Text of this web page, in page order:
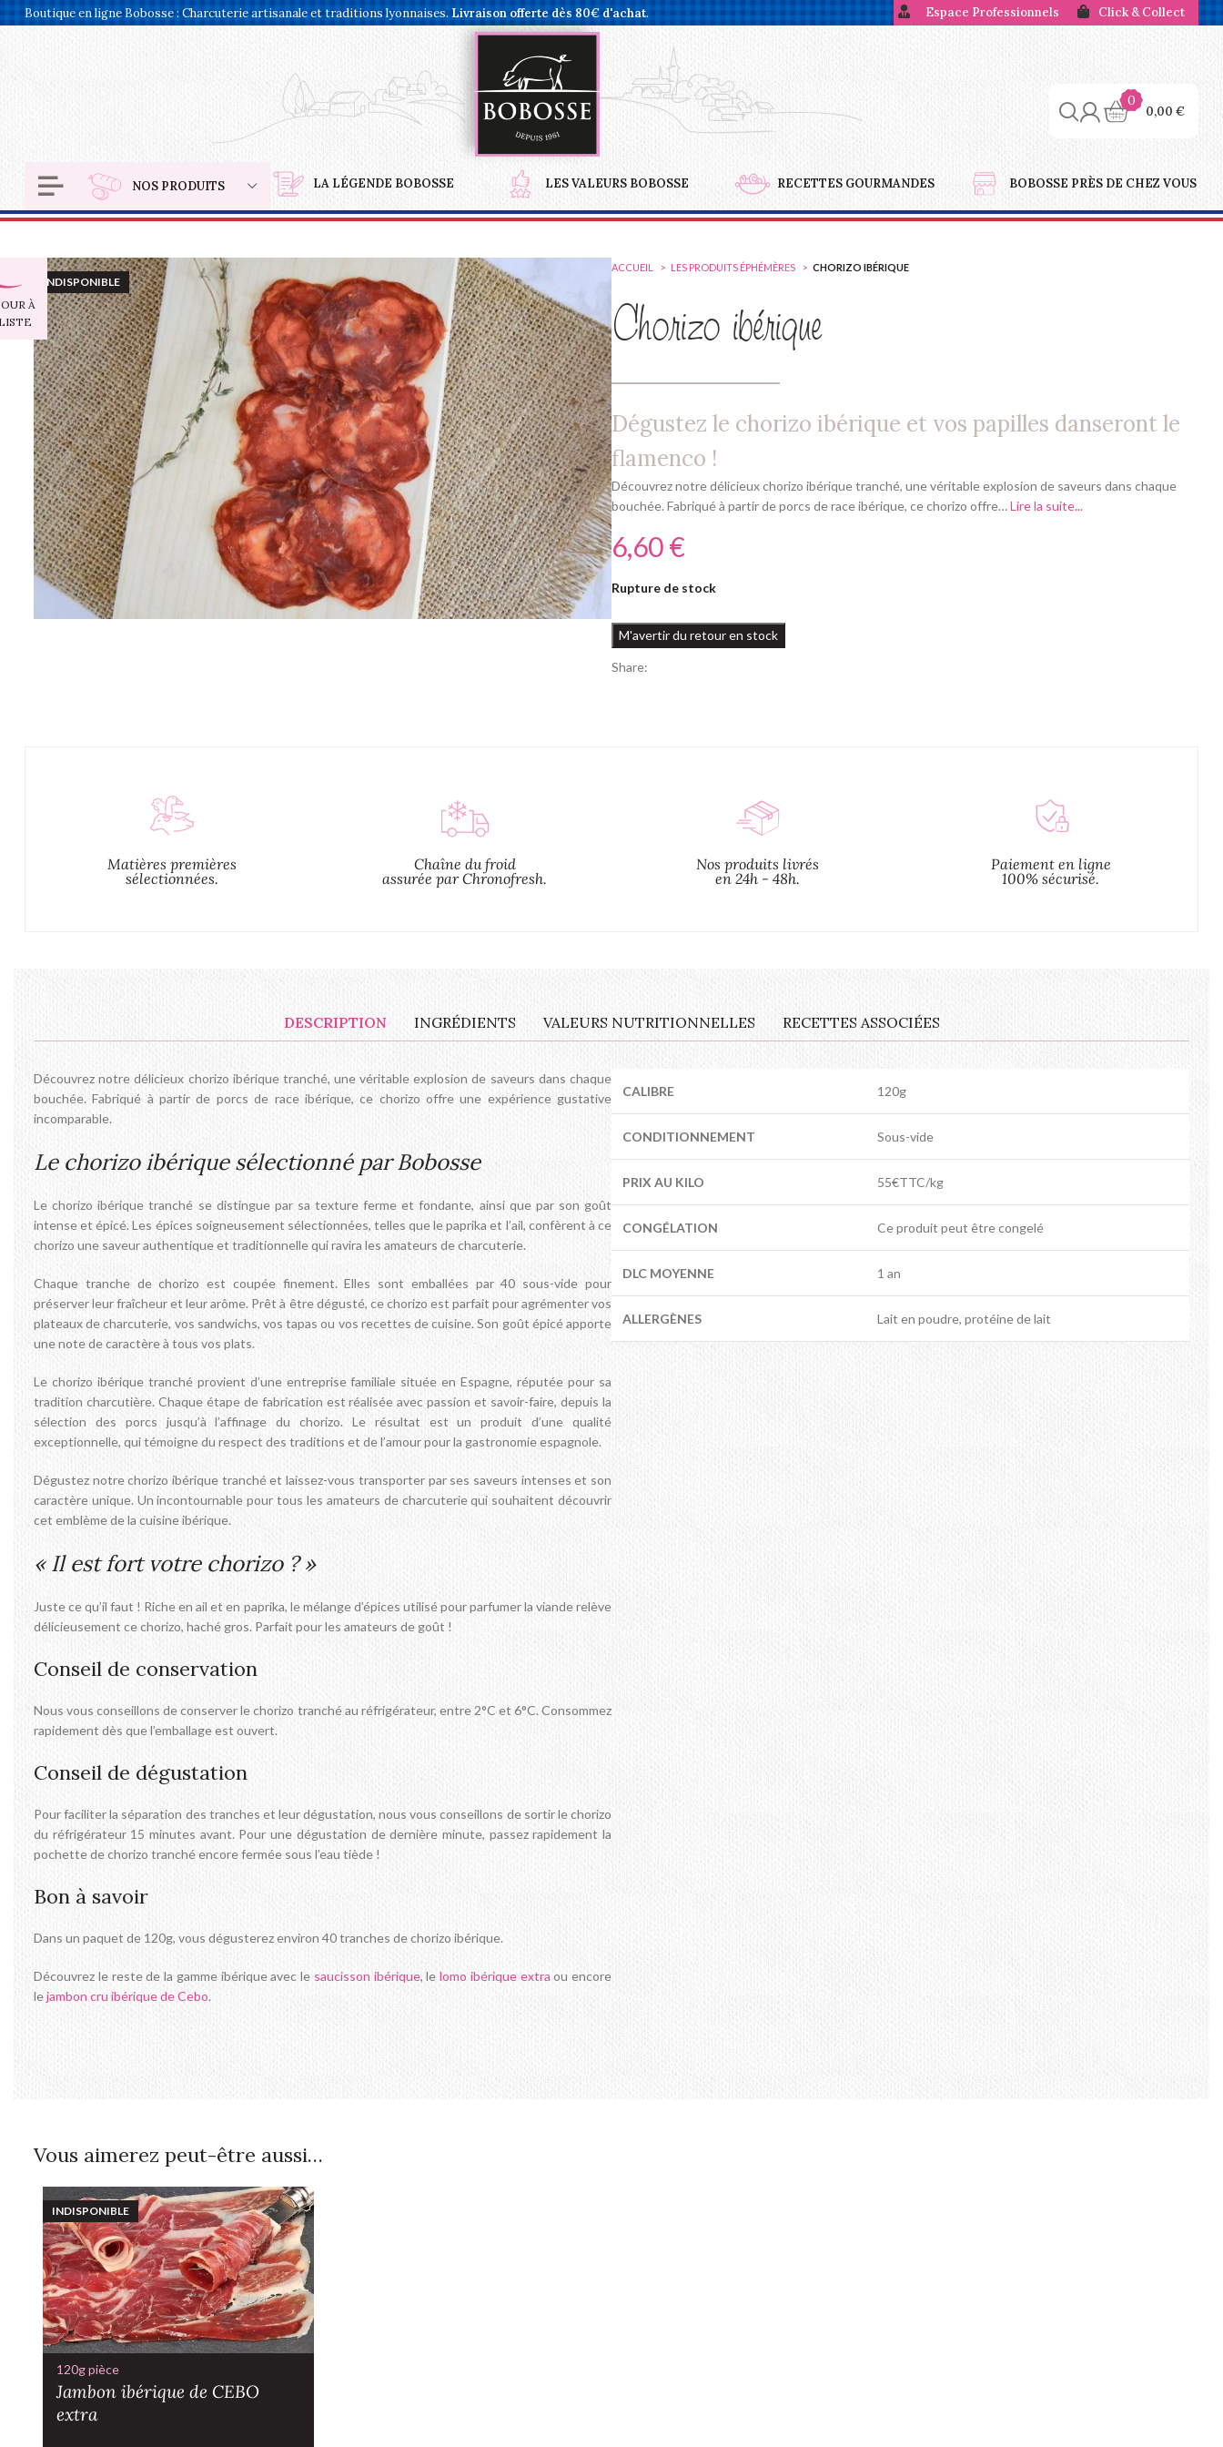
Boutique en ligne Bobosse : Charcuterie artisanale et traditions lyonnaises. Livraison offerte dès 80€ d'achat. Espace Professionnels Click & Collect
0
0,00 €
NOS PRODUITS LA LÉGENDE BOBOSSE LES VALEURS BOBOSSE RECETTES GOURMANDES BOBOSSE PRÈS DE CHEZ VOUS
INDISPONIBLE
À
ACCUEIL LES PRODUITS ÉPHÉMÈRES CHORIZO IBÉRIQUE
Chorizo ibérique
Dégustez le chorizo ibérique et vos papilles danseront le
flamenco !
Découvrez notre délicieux chorizo ibérique tranché, une véritable explosion de saveurs dans chaque
bouchée. Fabriqué à partir de porcs de race ibérique, ce chorizo offre…Lire la suite...
€
Rupture de stock
Share:
Matières premières
sélectionnées.
Chaîne du froid
assurée par Chronofresh.
Nos produits livrés
en 24h - 48h.
Paiement en ligne
100% sécurisé.
DESCRIPTION INGRÉDIENTS VALEURS NUTRITIONNELLES RECETTES ASSOCIÉES
Découvrez notre délicieux chorizo ibérique tranché, une véritable explosion de saveurs dans chaque
bouchée. Fabriqué à partir de porcs de race ibérique, ce chorizo offre une expérience gustative
incomparable.
Le chorizo ibérique sélectionné par Bobosse
Le chorizo ibérique tranché se distingue par sa texture ferme et fondante, ainsi que par son goût
intense et épicé. Les épices soigneusement sélectionnées, telles que le paprika et l’ail, confèrent à ce
chorizo une saveur authentique et traditionnelle qui ravira les amateurs de charcuterie.
Chaque tranche de chorizo est coupée finement. Elles sont emballées par 40 sous-vide pour
préserver leur fraîcheur et leur arôme. Prêt à être dégusté, ce chorizo est parfait pour agrémenter vos
plateaux de charcuterie, vos sandwichs, vos tapas ou vos recettes de cuisine. Son goût épicé apporte
une note de caractère à tous vos plats.
Le chorizo ibérique tranché provient d’une entreprise familiale située en Espagne, réputée pour sa
tradition charcutière. Chaque étape de fabrication est réalisée avec passion et savoir-faire, depuis la
sélection des porcs jusqu’à l’affinage du chorizo. Le résultat est un produit d’une qualité
exceptionnelle, qui témoigne du respect des traditions et de l’amour pour la gastronomie espagnole.
Dégustez notre chorizo ibérique tranché et laissez-vous transporter par ses saveurs intenses et son
caractère unique. Un incontournable pour tous les amateurs de charcuterie qui souhaitent découvrir
cet emblème de la cuisine ibérique.
« Il est fort votre chorizo ? »
Juste ce qu’il faut ! Riche en ail et en paprika, le mélange d’épices utilisé pour parfumer la viande relève
délicieusement ce chorizo, haché gros. Parfait pour les amateurs de goût !
Conseil de conservation
Nous vous conseillons de conserver le chorizo tranché au réfrigérateur, entre 2°C et 6°C. Consommez
rapidement dès que l’emballage est ouvert.
Conseil de dégustation
Pour faciliter la séparation des tranches et leur dégustation, nous vous conseillons de sortir le chorizo
du réfrigérateur 15 minutes avant. Pour une dégustation de dernière minute, passez rapidement la
pochette de chorizo tranché encore fermée sous l’eau tiède !
Bon à savoir
Dans un paquet de 120g, vous dégusterez environ 40 tranches de chorizo ibérique.
Découvrez le reste de la gamme ibérique avec le saucisson ibérique, le lomo ibérique extra ou encore
lejambon cru ibérique de Cebo.
CALIBRE 120g
CONDITIONNEMENT Sous-vide
PRIX AU KILO 55€TTC/kg
CONGÉLATION Ce produit peut être congelé
DLC MOYENNE 1 an
ALLERGÈNES Lait en poudre, protéine de lait
Vous aimerez peut-être aussi…
INDISPONIBLE
120g pièce
Jambon ibérique de CEBO
extra
Panneau de gestion des cookies